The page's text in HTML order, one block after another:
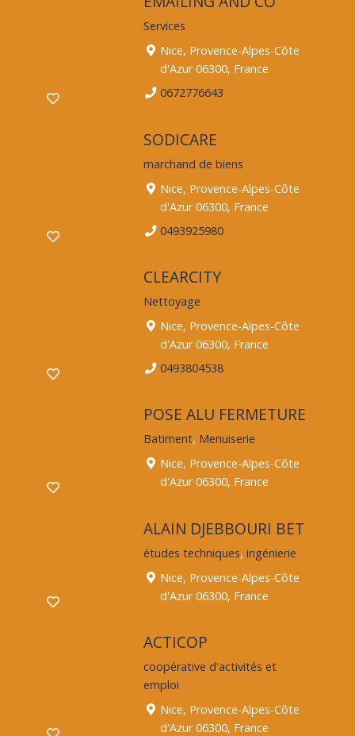
Services
Nice, Provence-Alpes-Côte
d'Azur 06300, France
0672776643
SODICARE
marchand de biens
Nice, Provence-Alpes-Côte
d'Azur 06300, France
0493925980
CLEARCITY
Nettoyage
Nice, Provence-Alpes-Côte
d'Azur 06300, France
0493804538
POSE ALU FERMETURE
Batiment, Menuiserie
Nice, Provence-Alpes-Côte
d'Azur 06300, France
ALAIN DJEBBOURI BET
études techniques, ingénierie
Nice, Provence-Alpes-Côte
d'Azur 06300, France
ACTICOP
coopérative d'activités et
emploi
Nice, Provence-Alpes-Côte
d'Azur 06300, France